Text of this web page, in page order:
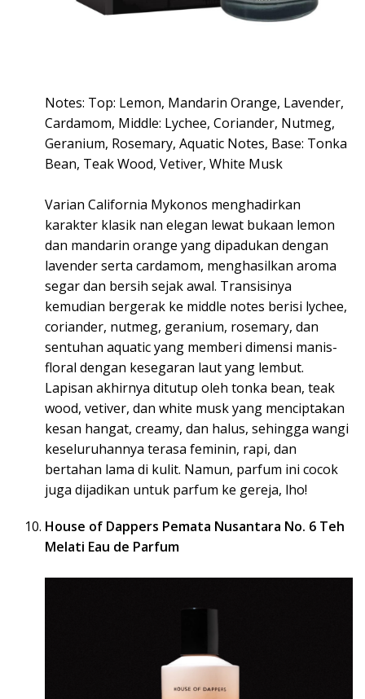
Notes: Top: Lemon, Mandarin Orange, Lavender,
Cardamom, Middle: Lychee, Coriander, Nutmeg,
Geranium, Rosemary, Aquatic Notes, Base: Tonka
Bean, Teak Wood, Vetiver, White Musk
Varian California Mykonos menghadirkan
karakter klasik nan elegan lewat bukaan lemon
dan mandarin orange yang dipadukan dengan
lavender serta cardamom, menghasilkan aroma
segar dan bersih sejak awal. Transisinya
kemudian bergerak ke middle notes berisi lychee,
coriander, nutmeg, geranium, rosemary, dan
sentuhan aquatic yang memberi dimensi manis-
floral dengan kesegaran laut yang lembut.
Lapisan akhirnya ditutup oleh tonka bean, teak
wood, vetiver, dan white musk yang menciptakan
kesan hangat, creamy, dan halus, sehingga wangi
keseluruhannya terasa feminin, rapi, dan
bertahan lama di kulit. Namun, parfum ini cocok
juga dijadikan untuk parfum ke gereja, lho!
House of Dappers Pemata Nusantara No. 6 Teh
Melati Eau de Parfum